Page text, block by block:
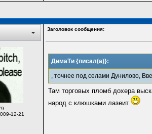
Заголовок сообщения:
12-21
ДимаТи {писал(а)}:
, точнее под селами Дунилово,
Там торговых пломб дохера
народ с клюшками лазеит